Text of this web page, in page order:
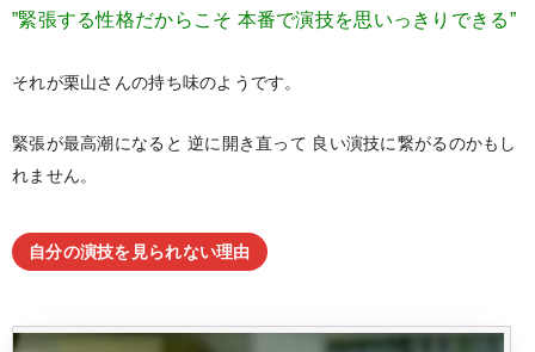
”緊張する性格だからこそ 本番で演技を思いっきりできる”
それが栗山さんの持ち味のようです。
緊張が最高潮になると 逆に開き直って 良い演技に繋がるのかもし
れません。
自分の演技を見られない理由